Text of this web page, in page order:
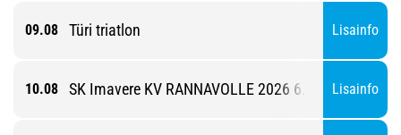
09.08 Türi triatlon Lisainfo
10.08 SK Imavere KV RANNAVOLLE 2026 6. etappLisainfo